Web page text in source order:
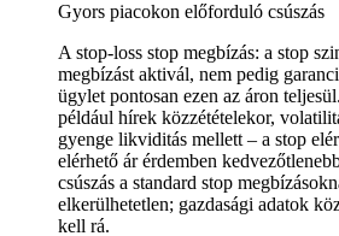
Gyors piacokon előforduló csúszás
A stop-loss stop megbízás: a stop
megbízást aktivál, nem pedig
ügylet pontosan ezen az áron
például hírek közzétételekor,
gyenge likviditás mellett – a stop
elérhető ár érdemben
csúszás a standard stop
elkerülhetetlen; gazdasági adatok
kell rá.